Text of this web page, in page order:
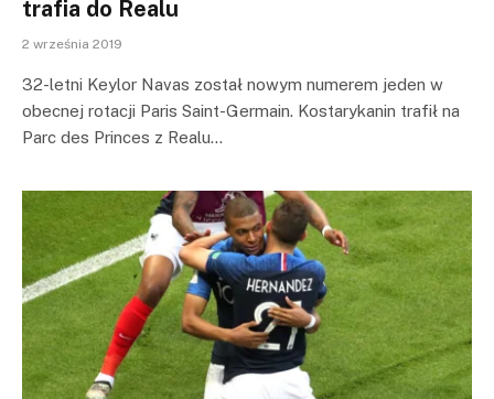
trafia do Realu
2 września 2019
32-letni Keylor Navas został nowym numerem jeden w
obecnej rotacji Paris Saint-Germain. Kostarykanin trafił na
Parc des Princes z Realu…